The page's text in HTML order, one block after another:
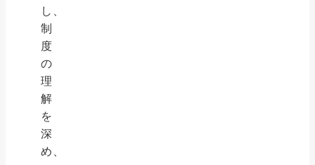
し、
制
度
の
理
解
を
深
め、